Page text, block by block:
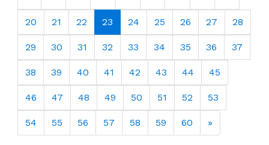
20 21 22 23 24 25 26 27 28
29 30 31 32 33 34 35 36 37
38 39 40 41 42 43 44 45
46 47 48 49 50 51 52 53
54 55 56 57 58 59 60 »